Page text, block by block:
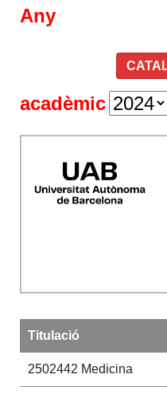
Any
acadèmic
Titulació
2502442 Medicina